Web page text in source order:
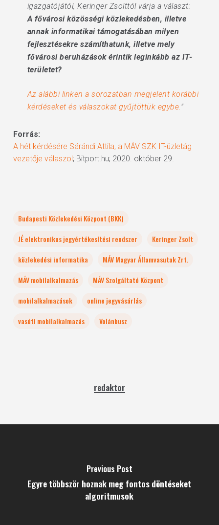
igazgatójától, Keringer Zsolttól várja a választ:
A fővárosi közösségi közlekedésben, illetve
annak informatikai támogatásában milyen
fejlesztésekre számíthatunk, illetve mely
fővárosi beruházások érintik leginkább az IT-
területet?
Az alábbi linken a sorozatban megjelent korábbi
kérdéseket és válaszokat gyűjtöttük egybe.”
Forrás:
A hét kérdésére Sárándi Attila, a MÁV SZK IT-üzletág
vezetője válaszol; Bitport.hu; 2020. október 29.
Budapesti Közlekedési Központ (BKK)
JÉ elektronikus jegyértékesítési rendszer
Keringer Zsolt
közlekedési informatika
MÁV Magyar Államvasutak Zrt.
MÁV mobilalkalmazás
MÁV Szolgáltató Központ
mobilalkalmazások
online jegyvásárlás
vasúti mobilalkalmazás
Volánbusz
redaktor
Previous Post
Egyre többször hoznak meg fontos döntéseket
algoritmusok